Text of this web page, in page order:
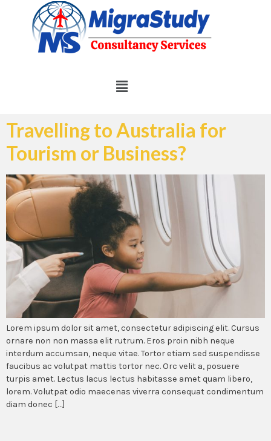
Travelling to Australia for
Tourism or Business?
Lorem ipsum dolor sit amet, consectetur adipiscing elit. Cursus
ornare non non massa elit rutrum. Eros proin nibh neque
interdum accumsan, neque vitae. Tortor etiam sed suspendisse
faucibus ac volutpat mattis tortor nec. Orc velit a, posuere
turpis amet. Lectus lacus lectus habitasse amet quam libero,
lorem. Volutpat odio maecenas viverra consequat condimentum
diam donec […]